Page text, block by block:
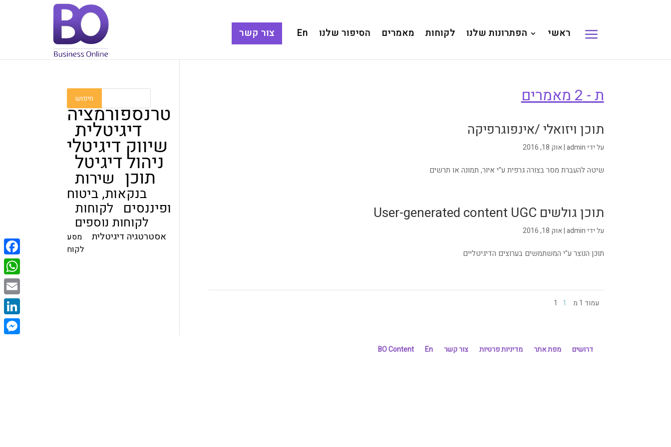
ראשי הפתרונות שלנו לקוחות מאמרים הסיפור שלנו En צור קשר
ת - 2 מאמרים
תוכן ויזואלי /אינפוגרפיקה
על ידיadmin
|אוק 18, 2016
שיטה להעברת מסר בצורה גרפית ע"י איור, תמונה או תרשים
תוכן גולשים User-generated content UGC
על ידיadmin
|אוק 18, 2016
תוכן הנוצר ע"י המשתמשים בערוצים הדיגיטליים
עמוד 1 מ 1 1
טרנספורמציה
דיגיטלית
שיווק דיגיטלי
ניהול דיגיטל
תוכן שירות
בנקאות, ביטוח
ופיננסים לקוחות
לקוחות נוספים
אסטרטגיה דיגיטלית
מסע
לקוח
דרושים מפת אתר מדיניות פרטיות צור קשר En
BO Content
Email